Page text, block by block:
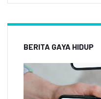
BERITA GAYA HIDUP